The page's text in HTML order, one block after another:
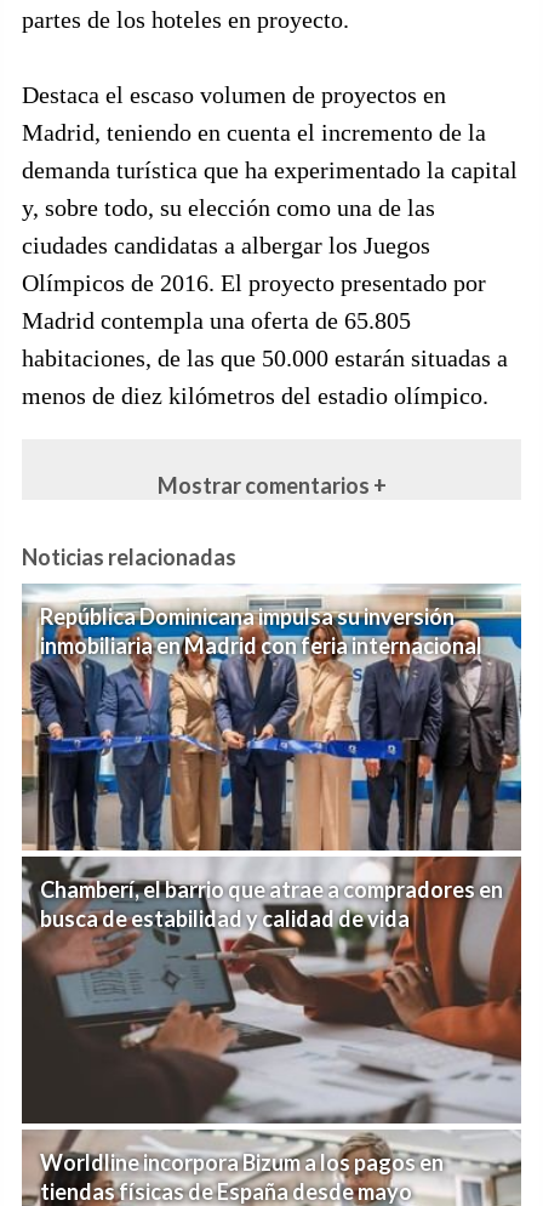
partes de los hoteles en proyecto.
Destaca el escaso volumen de proyectos en
Madrid, teniendo en cuenta el incremento de la
demanda turística que ha experimentado la capital
y, sobre todo, su elección como una de las
ciudades candidatas a albergar los Juegos
Olímpicos de 2016. El proyecto presentado por
Madrid contempla una oferta de 65.805
habitaciones, de las que 50.000 estarán situadas a
menos de diez kilómetros del estadio olímpico.
Mostrar comentarios +
Noticias relacionadas
República Dominicana impulsa su inversión
inmobiliaria en Madrid con feria internacional
Chamberí, el barrio que atrae a compradores en
busca de estabilidad y calidad de vida
Worldline incorpora Bizum a los pagos en
tiendas físicas de España desde mayo